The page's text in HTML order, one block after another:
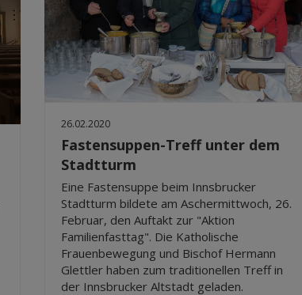
26.02.2020
Fastensuppen-Treff unter dem
Stadtturm
Eine Fastensuppe beim Innsbrucker
Stadtturm bildete am Aschermittwoch, 26.
Februar, den Auftakt zur "Aktion
Familienfasttag". Die Katholische
Frauenbewegung und Bischof Hermann
Glettler haben zum traditionellen Treff in
der Innsbrucker Altstadt geladen.